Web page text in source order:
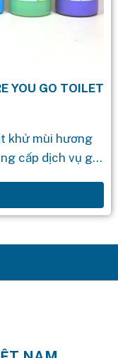
YOU GO TOILET
khử mùi hương
cấp dịch vụ gia